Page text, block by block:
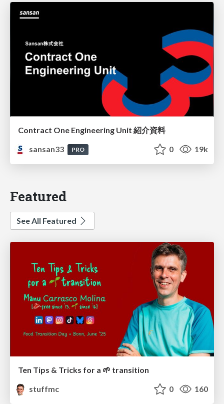
Contract One Engineering Unit 紹介資料
sansan33
PRO 0 19k
Featured
See All Featured
Ten Tips & Tricks for a 🌱 transition
stuffmc
0 160